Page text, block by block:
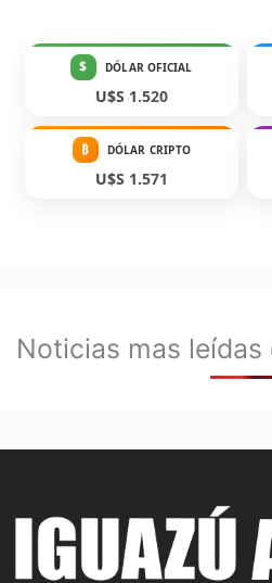
$ DÓLAR OFICIAL
U$S 1.520
₿ DÓLAR CRIPTO
U$S 1.571
Noticias mas leídas